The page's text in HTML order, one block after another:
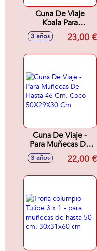
Cuna De Viaje
Koala Para
Muñecas De Hasta
46 Cm.50X29X30
3 años 23,00 €
Cuna De Viaje -
Para Muñecas De
Hasta 46 Cm. Coco
50X29X30 Cm
3 años 22,00 €